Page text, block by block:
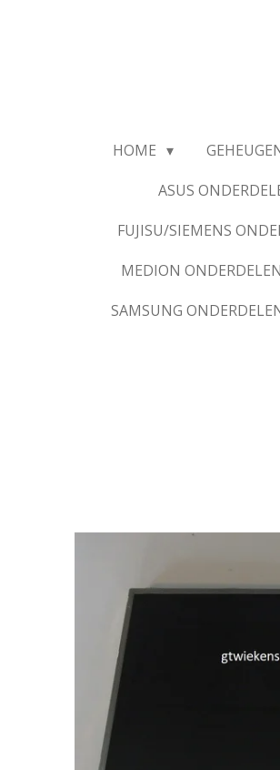
HOME
ASUS
FUJISU/SIEMENS
MEDION ONDERDELEN
SAMSUNG